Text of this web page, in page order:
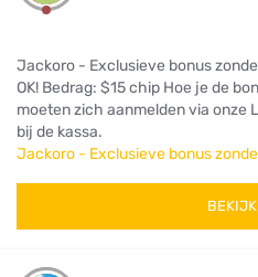
Jackoro - Exclusieve bonus
OK! Bedrag: $15 chip Hoe je de
moeten zich aanmelden via onze
bij de kassa.
Jackoro - Exclusieve bonus
BEKIJK